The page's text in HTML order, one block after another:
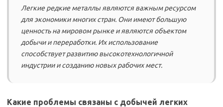
Легкие редкие металлы являются важным ресурсом
для экономики многих стран. Они имеют большую
ценность на мировом рынке и являются объектом
добычи и переработки. Их использование
способствует развитию высокотехнологичной
индустрии и созданию новых рабочих мест.
Какие проблемы связаны с добычей легких